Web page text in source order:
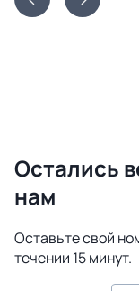
Остались
нам
Оставьте свой
течении 15 минут.